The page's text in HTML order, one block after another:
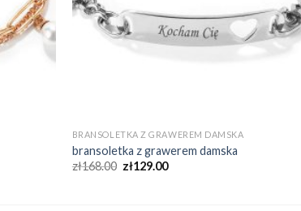
BRANSOLETKA Z GRAWEREM DAMSKA
bransoletka z grawerem damska
zł168.00 zł129.00